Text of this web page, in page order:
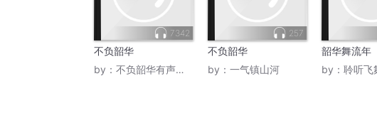
7342
不负韶华
by： 不负韶华有声主播
257
不负韶华
by： 一气镇山河
韶华舞流年
by： 聆听飞